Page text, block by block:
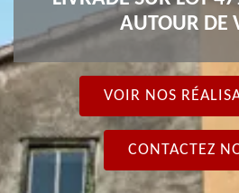
AUTOUR DE
VOIR NOS
CONTACTEZ